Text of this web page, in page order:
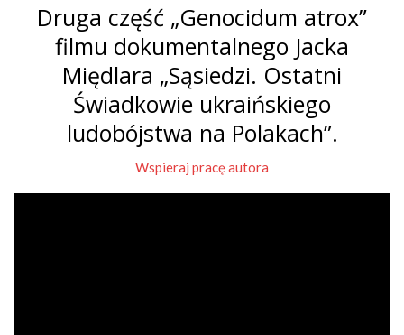
Druga część „Genocidum atrox”
filmu dokumentalnego Jacka
Międlara „Sąsiedzi. Ostatni
Świadkowie ukraińskiego
ludobójstwa na Polakach”.
Wspieraj pracę autora